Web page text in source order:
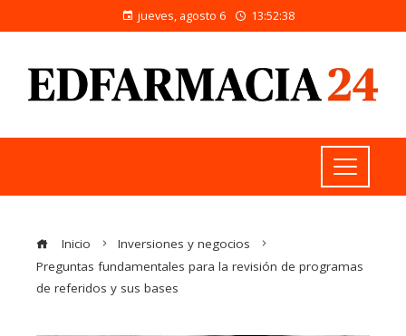
jueves, agosto 6 13:52:39
Inicio
Inversiones y negocios
Preguntas fundamentales para la revisión de programas
de referidos y sus bases